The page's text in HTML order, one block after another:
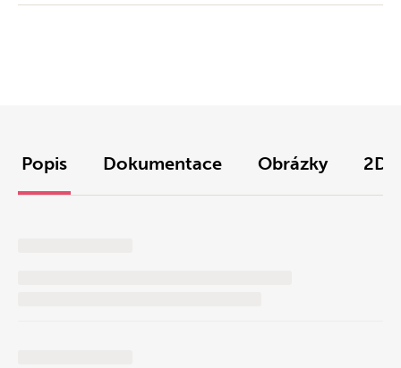
Popis Dokumentace Obrázky 2D/